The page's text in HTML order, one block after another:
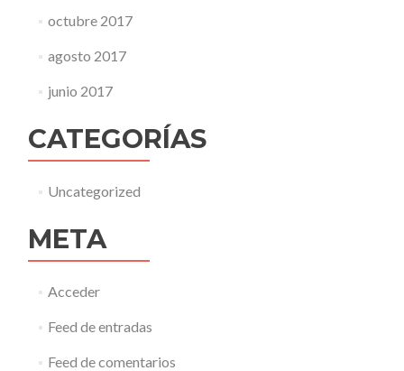
octubre 2017
agosto 2017
junio 2017
CATEGORÍAS
Uncategorized
META
Acceder
Feed de entradas
Feed de comentarios